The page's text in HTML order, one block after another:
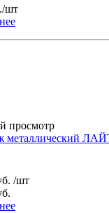
/шт
просмотр
металлический
/шт